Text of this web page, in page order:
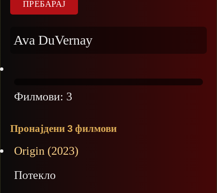
Ava DuVernay
Филмови: 3
Пронајдени 3 филмови
Origin (2023)
Потекло